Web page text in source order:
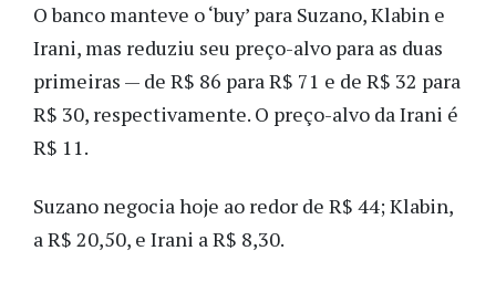
O banco manteve o ‘buy’ para Suzano, Klabin e
Irani, mas reduziu seu preço-alvo para as duas
primeiras — de R$ 86 para R$ 71 e de R$ 32 para
R$ 30, respectivamente. O preço-alvo da Irani é
R$ 11.
Suzano negocia hoje ao redor de R$ 44; Klabin,
a R$ 20,50, e Irani a R$ 8,30.